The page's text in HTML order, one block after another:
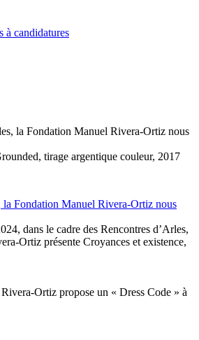
à candidatures
tirage argentique couleur, 2017
la Fondation Manuel Rivera-Ortiz nous
dans le cadre des Rencontres d’Arles,
Ortiz présente Croyances et existence,